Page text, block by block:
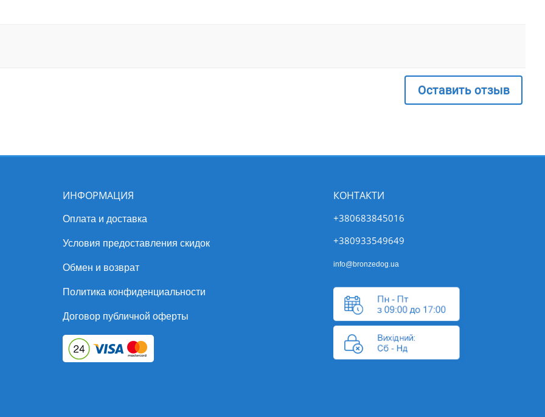
Оставить отзыв
ИНФОРМАЦИЯ
Оплата и доставка
Условия предоставления скидок
Обмен и возврат
Политика конфиденциальности
Договор публичной оферты
КОНТАКТИ
+380683845016
+380933549649
info@bronzedog.ua